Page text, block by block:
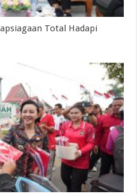
Total Hadapi